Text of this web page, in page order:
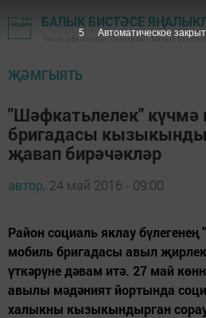
БАЛЫК БИСТӘСЕ
"Авыл офыклары" газетасы - Балык
ҖӘМГЫЯТЬ
"Шәфкатьлелек" күчмә
бригадасы
җавап бирәчәкләр
автор, 24 май 2016 - 09:00
Район социаль яклау
мобиль бригадасы авыл
үткәрүне дәвам итә. 27 май
авылы мәдәният йортында
халыкны кызыкындырган
4 Автоматическое